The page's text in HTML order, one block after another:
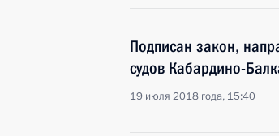
Подписан закон,
судов Кабардино-
19 июля 2018 года, 15:40